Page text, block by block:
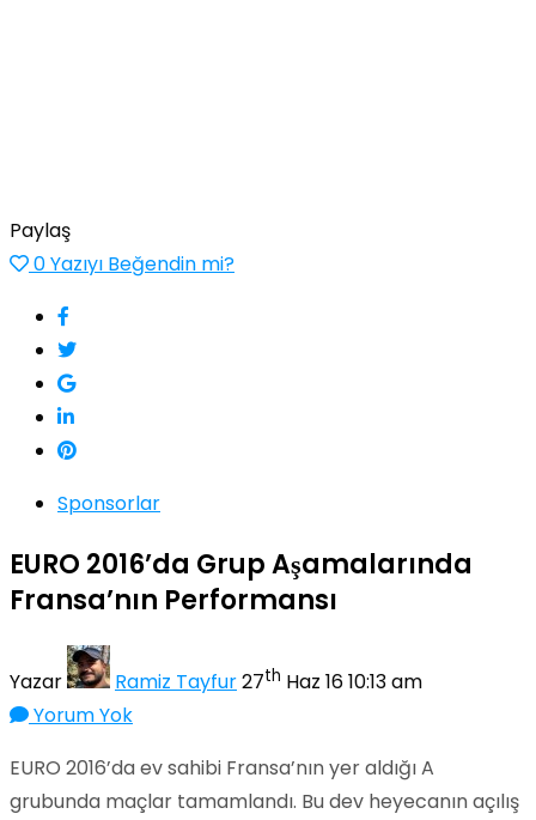
Paylaş
0Yazıyı Beğendin mi?
Sponsorlar
EURO 2016’da Grup Aşamalarında
Fransa’nın Performansı
Yazar Ramiz Tayfur27th Haz 16 10:13 am
Yorum Yok
EURO 2016’da ev sahibi Fransa’nın yer aldığı A
grubunda maçlar tamamlandı. Bu dev heyecanın açılış